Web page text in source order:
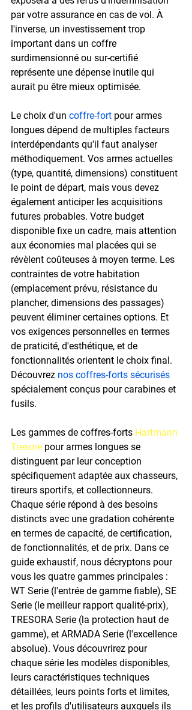
par votre assurance en cas de vol. À
l'inverse, un investissement trop
important dans un coffre
surdimensionné ou sur-certifié
représente une dépense inutile qui
aurait pu être mieux optimisée.
Le choix d'un coffre-fort pour armes
longues dépend de multiples facteurs
interdépendants qu'il faut analyser
méthodiquement. Vos armes actuelles
(type, quantité, dimensions) constituent
le point de départ, mais vous devez
également anticiper les acquisitions
futures probables. Votre budget
disponible fixe un cadre, mais attention
aux économies mal placées qui se
révèlent coûteuses à moyen terme. Les
contraintes de votre habitation
(emplacement prévu, résistance du
plancher, dimensions des passages)
peuvent éliminer certaines options. Et
vos exigences personnelles en termes
de praticité, d'esthétique, et de
fonctionnalités orientent le choix final.
Découvrez nos coffres-forts sécurisés
spécialement conçus pour carabines et
fusils.
Les gammes de coffres-forts Hartmann
Tresore pour armes longues se
distinguent par leur conception
spécifiquement adaptée aux chasseurs,
tireurs sportifs, et collectionneurs.
Chaque série répond à des besoins
distincts avec une gradation cohérente
en termes de capacité, de certification,
de fonctionnalités, et de prix. Dans ce
guide exhaustif, nous décryptons pour
vous les quatre gammes principales :
WT Serie (l'entrée de gamme fiable), SE
Serie (le meilleur rapport qualité-prix),
TRESORA Serie (la protection haut de
gamme), et ARMADA Serie (l'excellence
absolue). Vous découvrirez pour
chaque série les modèles disponibles,
leurs caractéristiques techniques
détaillées, leurs points forts et limites,
et les profils d'utilisateurs auxquels ils